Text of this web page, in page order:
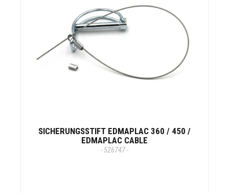
SICHERUNGSSTIFT EDMAPLAC 360 / 450 /
EDMAPLAC CABLE
- 526747 -